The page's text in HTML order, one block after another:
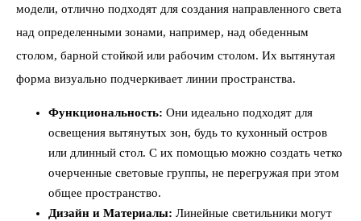
модели, отлично подходят для создания направленного света
над определенными зонами, например, над обеденным
столом, барной стойкой или рабочим столом. Их вытянутая
форма визуально подчеркивает линии пространства.
Функциональность: Они идеально подходят для
освещения вытянутых зон, будь то кухонный остров
или длинный стол. С их помощью можно создать четко
очерченные световые группы, не перегружая при этом
общее пространство.
Дизайн и Материалы: Линейные светильники могут